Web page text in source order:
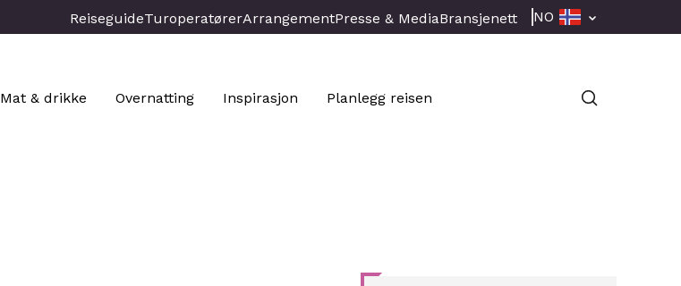
ReiseguideTuroperatørerArrangementPresse & MediaBransjenett NO
Mat & drikke Overnatting Inspirasjon Planlegg reisen